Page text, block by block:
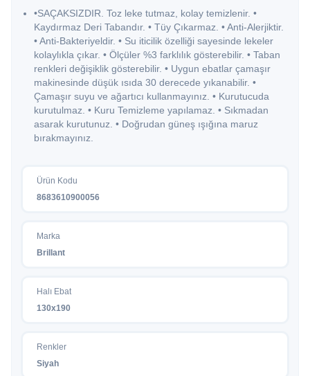
•SAÇAKSIZDIR. Toz leke tutmaz, kolay temizlenir. •
Kaydırmaz Deri Tabandır. • Tüy Çıkarmaz. • Anti-Alerjiktir.
• Anti-Bakteriyeldir. • Su iticilik özelliği sayesinde lekeler
kolaylıkla çıkar. • Ölçüler %3 farklılık gösterebilir. • Taban
renkleri değişiklik gösterebilir. • Uygun ebatlar çamaşır
makinesinde düşük ısıda 30 derecede yıkanabilir. •
Çamaşır suyu ve ağartıcı kullanmayınız. • Kurutucuda
kurutulmaz. • Kuru Temizleme yapılamaz. • Sıkmadan
asarak kurutunuz. • Doğrudan güneş ışığına maruz
bırakmayınız.
Ürün Kodu
8683610900056
Marka
Brillant
Halı Ebat
130x190
Renkler
Siyah